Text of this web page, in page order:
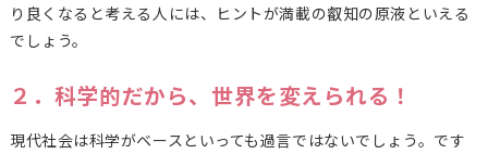
り良くなると考える人には、ヒントが満載の叡知の原液といえる
でしょう。
２．科学的だから、世界を変えられる！
現代社会は科学がベースといっても過言ではないでしょう。です